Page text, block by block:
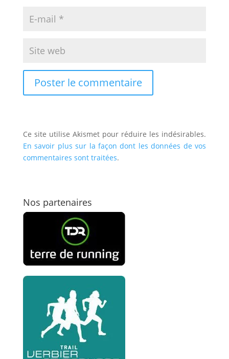
Ce site utilise Akismet pour réduire les indésirables.
En savoir plus sur la façon dont les données de vos
commentaires sont traitées.
Nos partenaires